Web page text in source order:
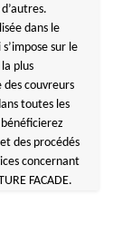
dans le
sur le
plus
des couvreurs
toutes les
bénéficierez
des procédés
concernant
FACADE.